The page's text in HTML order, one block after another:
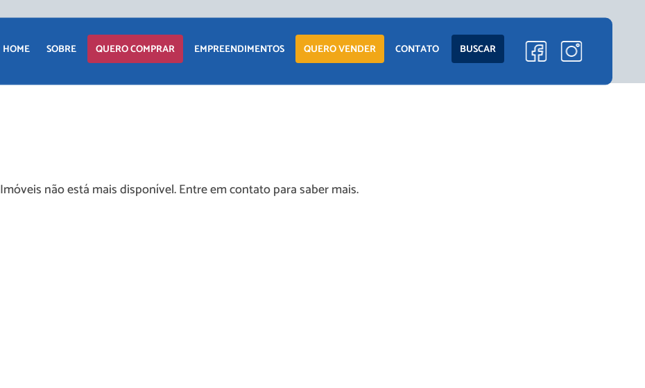
HOME SOBRE QUERO COMPRAR
TERRENO
EMPREENDIMENTOS
PRONTOS PARA
MORAR
QUERO VENDER CONTATO BUSCAR
Imóveis não está mais disponível. Entre em contato para saber mais.